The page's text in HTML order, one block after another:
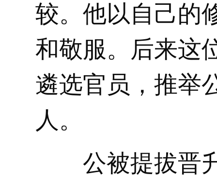
较。他以自己的
和敬服。后来这
遴选官员，推举
人。
公被提拔晋升